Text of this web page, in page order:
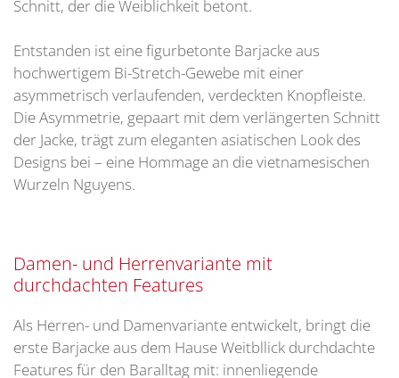
Schnitt, der die Weiblichkeit betont.
Entstanden ist eine figurbetonte Barjacke aus
hochwertigem Bi-Stretch-Gewebe mit einer
asymmetrisch verlaufenden, verdeckten Knopfleiste.
Die Asymmetrie, gepaart mit dem verlängerten Schnitt
der Jacke, trägt zum eleganten asiatischen Look des
Designs bei – eine Hommage an die vietnamesischen
Wurzeln Nguyens.
Damen- und Herrenvariante mit
durchdachten Features
Als Herren- und Damenvariante entwickelt, bringt die
erste Barjacke aus dem Hause Weitbllick durchdachte
Features für den Baralltag mit: innenliegende